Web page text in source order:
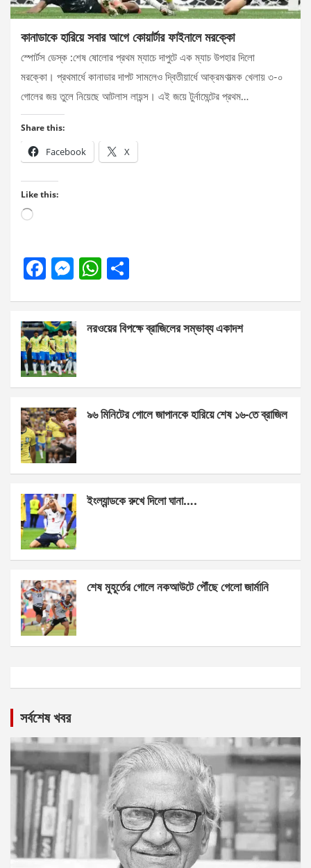
কানাডাকে হারিয়ে সবার আগে কোয়ার্টার ফাইনালে মরক্কো
স্পোর্টস ডেস্ক :শেষ ষোলোর প্রথম ম্যাচে দাপুটে এক ম্যাচ উপহার দিলো
মরক্কো। প্রথমার্ধে কানাডার দাপট সামলেও দ্বিতীয়ার্ধে আক্রমণাত্মক খেলায় ৩-০
গোলের জয় তুলে নিয়েছে আটলাস লায়ন্স। এই জয়ে টুর্নামেন্টের প্রথম…
Share this:
Facebook X
Like this:
Loading…
F
b
o
o
k
M
n
g
er
W
s
p
e
নরওয়ের বিপক্ষে ব্রাজিলের সম্ভাব্য একাদশ
৯৬ মিনিটের গোলে জাপানকে হারিয়ে শেষ ১৬-তে ব্রাজিল
ইংল্যান্ডকে রুখে দিলো ঘানা….
শেষ মুহূর্তের গোলে নকআউটে পৌঁছে গেলো জার্মানি
সর্বশেষ খবর